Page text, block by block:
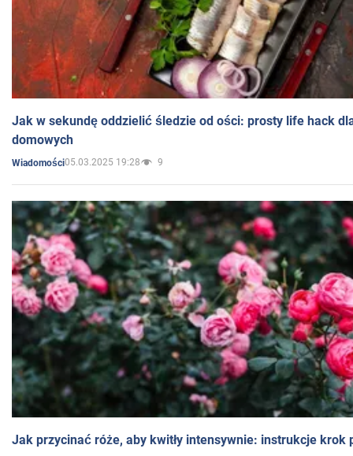
Jak w sekundę oddzielić śledzie od ości: prosty life hack
domowych
Wiadomości05.03.2025 19:28 9
Jak przycinać róże, aby kwitły intensywnie: instrukcje krok